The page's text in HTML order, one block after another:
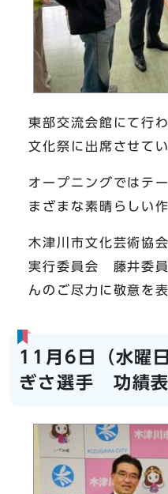
東部交流会館にて行
文化祭に出席させて
オープニングではテ
まざまな素晴らしい
木津川市文化芸術協
実行委員会 藤井委員
んのご尽力に敬意を
11月6日（水曜
ぎさ選手 功績